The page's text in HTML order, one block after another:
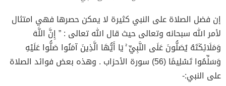
إن فضل الصلاة على النبي كثيرة لا يمكن حصرها فهي امتثال
لأمر الله سبحانه وتعالى حيث قال الله تعالى : ” إِنَّ اللَّهَ
وَمَلَائِكَتَهُ يُصَلُّونَ عَلَى النَّبِيِّ ۚ يَا أَيُّهَا الَّذِينَ آمَنُوا صَلُّوا عَلَيْهِ
وَسَلِّمُوا تَسْلِيمًا (56) سورة الأحزاب . وهذه بعض فوائد الصلاة
على النبي:-